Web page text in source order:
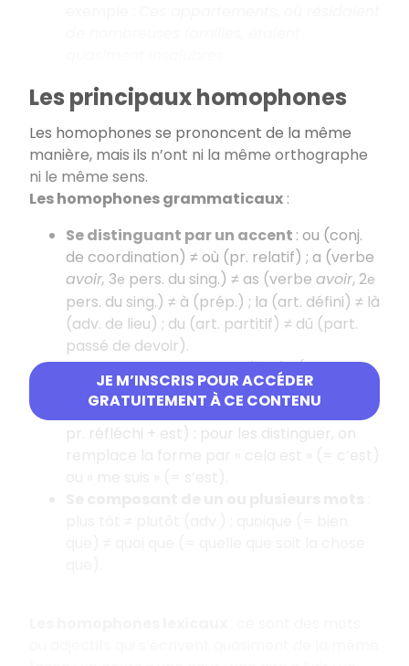
JE M’INSCRIS POUR ACCÉDER
GRATUITEMENT À CE CONTENU
Les principaux homophones
Les homophones se prononcent de la même
manière, mais ils n’ont ni la même orthographe
ni le même sens.
Les homophones grammaticaux :
Se distinguant par un accent : ou (conj.
de coordination) ≠ où (pr. relatif) ; a (verbe
avoir, 3e pers. du sing.) ≠ as (verbe avoir, 2e
pers. du sing.) ≠ à (prép.) ; la (art. défini) ≠ là
(adv. de lieu) ; du (art. partitif) ≠ dû (part.
passé de devoir).
Comportant une lettre élidée(voyelle
finale remplacée par une apostrophe) :
c’est (ce pr. démonstratif + est) ≠ s’est (se
pr. réfléchi + est) : pour les distinguer, on